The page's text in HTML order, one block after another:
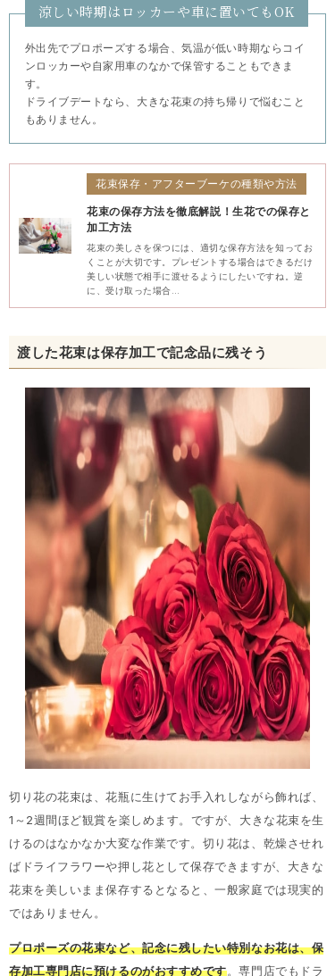
涼しい時期はロッカーや車に置いてもOK
外出先でプロポーズする場合、気温が低い時期ならコイ
ンロッカーや自家用車のなかで保管することもできま
す。
ドライブデートなら、大きな花束の持ち帰りで悩むこと
もありません。
花束保存・アフターブーケの種類や方法
花束の保存方法を徹底解説！生花での保存と
加工方法
花束の美しさを保つには、適切な保存方法を知ってお
くことが大切です。プレゼントする場合はできるだけ
美しい状態で相手に渡せるようにしたいですね。逆
に、受け取った場合…
渡した花束は保存加工で記念品に残そう
切り花の花束は、花瓶に生けてお手入れしながら飾れば、
1～2週間ほど観賞を楽しめます。ですが、大きな花束を生
けるのはなかなか大変な作業です。切り花は、乾燥させれ
ばドライフラワーや押し花として保存できますが、大きな
花束を美しいまま保存するとなると、一般家庭では現実的
ではありません。
プロポーズの花束など、記念に残したい特別なお花は、保
存加工専門店に預けるのがおすすめです。専門店でもドラ